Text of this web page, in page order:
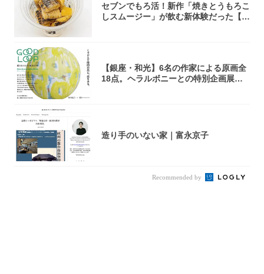
セブンでもろ活！新作「焼きとうもろこ
しスムージー」が飲む新体験だった【東
【銀座・和光】6名の作家による原画全
18点。ヘラルボニーとの特別企画展「G
造り手のいない家｜富永京子
Recommended by